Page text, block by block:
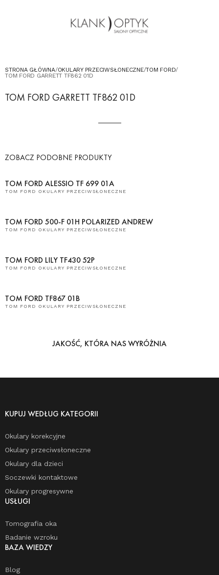
OKULARY DLA DZIECI
KONTAKT
UMÓW WIZYTĘ W SALONIE
STRONA GŁÓWNA/OKULARY PRZECIWSŁONECZNE/TOM FORD/
TOM FORD GARRETT TF862 01D
TOM FORD GARRETT TF862 01D
ZOBACZ PODOBNE PRODUKTY
TOM FORD ALESSIO TF 699 01A
TOM FORD OKULARY PRZECIWSŁONECZNE
TOM FORD 500-F 01H POLARIZED ANDREW
TOM FORD OKULARY PRZECIWSŁONECZNE
TOM FORD LILY TF430 52P
TOM FORD OKULARY PRZECIWSŁONECZNE
TOM FORD TF867 01B
TOM FORD OKULARY PRZECIWSŁONECZNE
JAKOŚĆ, KTÓRA NAS WYRÓŻNIA
KUPUJ WEDŁUG KATEGORII
Okulary korekcyjne
Okulary przeciwsłoneczne
Okulary dla dzieci
Soczewki kontaktowe
Okulary progresywne
USŁUGI
Tomografia oka
Badanie wzroku
BAZA WIEDZY
Blog